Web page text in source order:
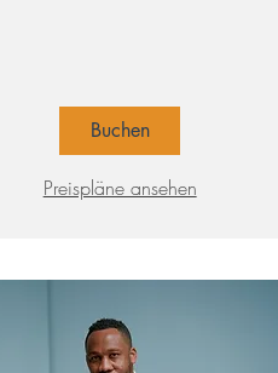
Buchen
Preispläne ansehen